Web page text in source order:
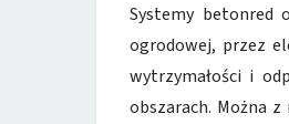
Systemy betonred
ogrodowej, przez
wytrzymałości i
obszarach. Można